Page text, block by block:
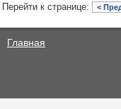
Перейти к странице: <
Главная